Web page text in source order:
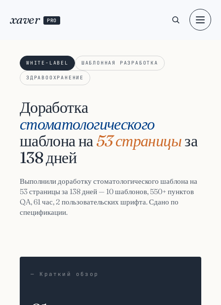
xaver PRO
WHITE-LABEL ШАБЛОННАЯ РАЗРАБОТКА
ЗДРАВООХРАНЕНИЕ
Доработка
стоматологического
шаблона на53 страницыза
138 дней
Выполнили доработку стоматологического шаблона на
53 страницы за 138 дней — 10 шаблонов, 550+ пунктов
QA, 61 час, 2 пользовательских шрифта. Сдано по
спецификации.
— Краткий обзор